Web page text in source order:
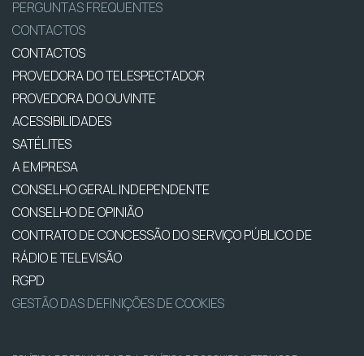
PERGUNTAS FREQUENTES
CONTACTOS
CONTACTOS
PROVEDORA DO TELESPECTADOR
PROVEDORA DO OUVINTE
ACESSIBILIDADES
SATÉLITES
A EMPRESA
CONSELHO GERAL INDEPENDENTE
CONSELHO DE OPINIÃO
CONTRATO DE CONCESSÃO DO SERVIÇO PÚBLICO DE
RÁDIO E TELEVISÃO
RGPD
GESTÃO DAS DEFINIÇÕES DE COOKIES